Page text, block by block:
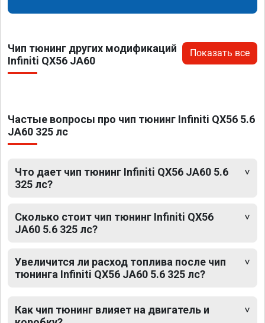
Чип тюнинг других модификаций
Infiniti QX56 JA60
Показать все
Частые вопросы про чип тюнинг Infiniti QX56 5.6
JA60 325 лс
Что дает чип тюнинг Infiniti QX56 JA60 5.6
325 лс?
Сколько стоит чип тюнинг Infiniti QX56
JA60 5.6 325 лс?
Увеличится ли расход топлива после чип
тюнинга Infiniti QX56 JA60 5.6 325 лс?
Как чип тюнинг влияет на двигатель и